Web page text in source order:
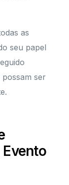
as
seu papel
ser